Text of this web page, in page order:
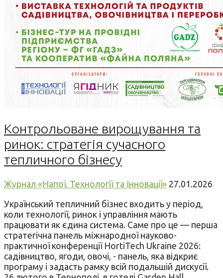
Контрольоване вирощування та
ринок: стратегія сучасного
тепличного бізнесу
Журнал «Напої. Технології та Інновації» 27.01.2026
Український тепличний бізнес входить у період,
коли технології, ринок і управління мають
працювати як єдина система. Саме про це — перша
стратегічна панель міжнародної науково-
практичної конференції HortiTech Ukraine 2026:
садівництво, ягоди, овочі, - панель, яка відкриє
програму і задасть рамку всій подальшій дискусії.